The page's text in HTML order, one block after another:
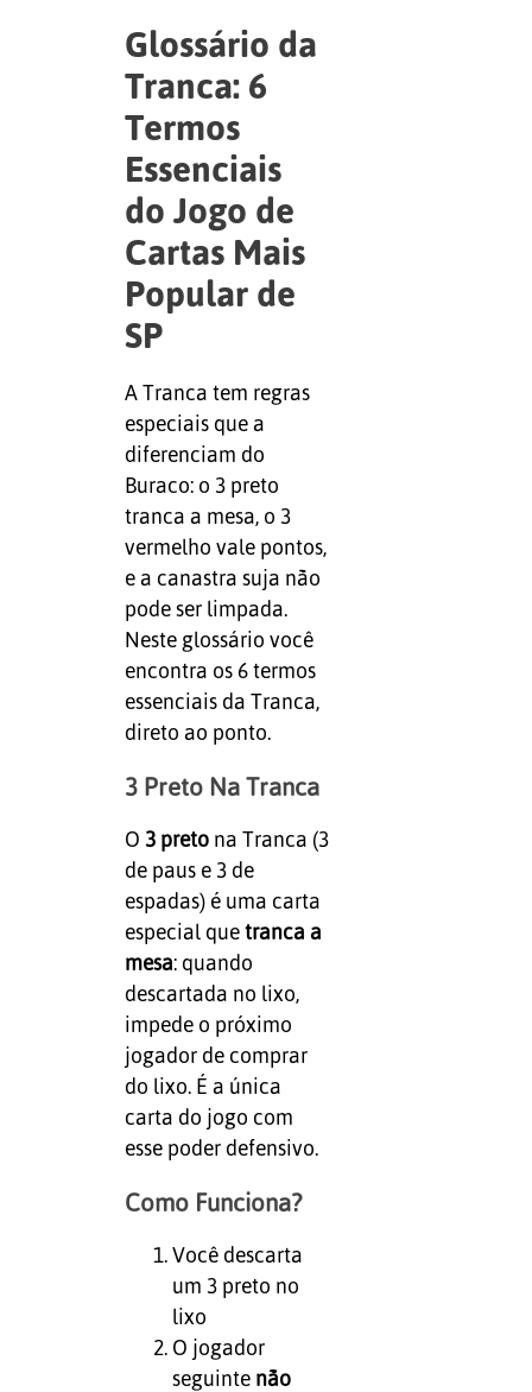
Glossário da
Tranca: 6
Termos
Essenciais
do Jogo de
Cartas Mais
Popular de
SP
A Tranca tem regras
especiais que a
diferenciam do
Buraco: o 3 preto
tranca a mesa, o 3
vermelho vale pontos,
e a canastra suja não
pode ser limpada.
Neste glossário você
encontra os 6 termos
essenciais da Tranca,
direto ao ponto.
3 Preto Na Tranca
O 3 pretona Tranca (3
de paus e 3 de
espadas) é uma carta
especial que tranca a
mesa: quando
descartada no lixo,
impede o próximo
jogador de comprar
do lixo. É a única
carta do jogo com
esse poder defensivo.
Como Funciona?
Você descarta
um 3 preto no
lixo
O jogador
seguinte não